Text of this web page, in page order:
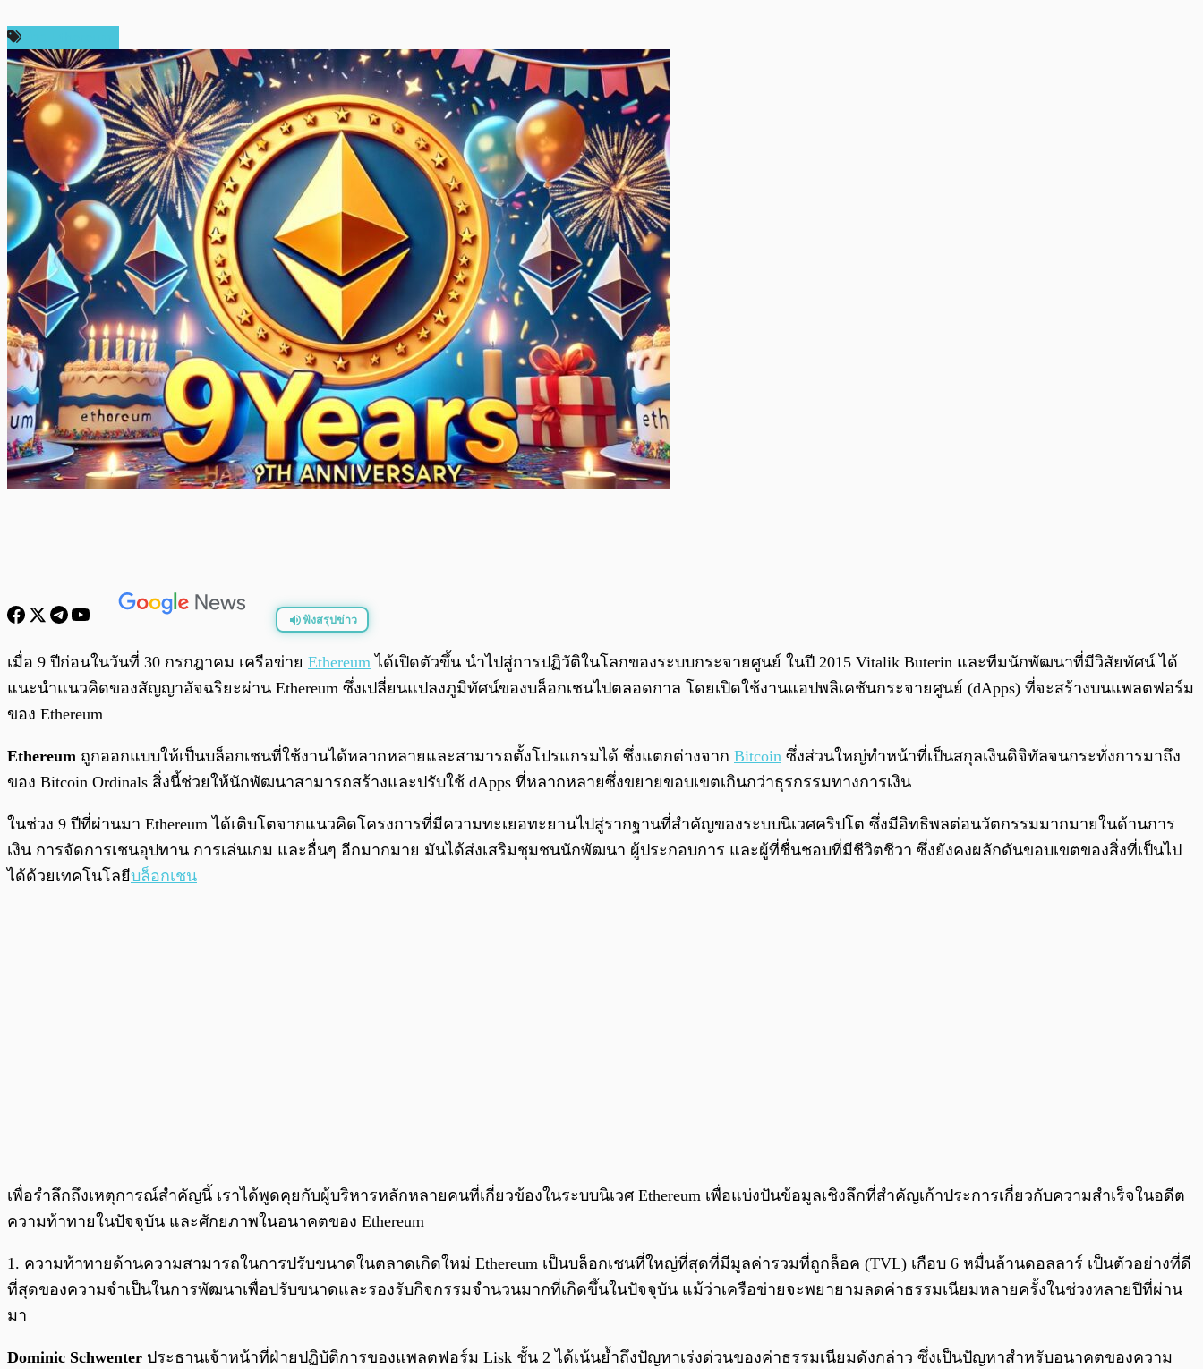
ฟังสรุปข่าว
พร้อมเล่น 0:00/0:00
เมื่อ 9 ปีก่อนในวันที่ 30 กรกฎาคม เครือข่าย Ethereum ได้เปิดตัวขึ้น นำไปสู่การปฏิวัติในโลกของระบบกระจายศูนย์ ในปี 2015 Vitalik Buterin และทีมนักพัฒนาที่มีวิสัยทัศน์ ได้
แนะนำแนวคิดของสัญญาอัจฉริยะผ่าน Ethereum ซึ่งเปลี่ยนแปลงภูมิทัศน์ของบล็อกเชนไปตลอดกาล โดยเปิดใช้งานแอปพลิเคชันกระจายศูนย์ (dApps) ที่จะสร้างบนแพลตฟอร์ม
ของ Ethereum
Ethereum ถูกออกแบบให้เป็นบล็อกเชนที่ใช้งานได้หลากหลายและสามารถตั้งโปรแกรมได้ ซึ่งแตกต่างจาก Bitcoin ซึ่งส่วนใหญ่ทำหน้าที่เป็นสกุลเงินดิจิทัลจนกระทั่งการมาถึง
ของ Bitcoin Ordinals สิ่งนี้ช่วยให้นักพัฒนาสามารถสร้างและปรับใช้ dApps ที่หลากหลายซึ่งขยายขอบเขตเกินกว่าธุรกรรมทางการเงิน
ในช่วง 9 ปีที่ผ่านมา Ethereum ได้เติบโตจากแนวคิดโครงการที่มีความทะเยอทะยานไปสู่รากฐานที่สำคัญของระบบนิเวศคริปโต ซึ่งมีอิทธิพลต่อนวัตกรรมมากมายในด้านการ
เงิน การจัดการเชนอุปทาน การเล่นเกม และอื่นๆ อีกมากมาย มันได้ส่งเสริมชุมชนนักพัฒนา ผู้ประกอบการ และผู้ที่ชื่นชอบที่มีชีวิตชีวา ซึ่งยังคงผลักดันขอบเขตของสิ่งที่เป็นไป
ได้ด้วยเทคโนโลยีบล็อกเชน
เพื่อรำลึกถึงเหตุการณ์สำคัญนี้ เราได้พูดคุยกับผู้บริหารหลักหลายคนที่เกี่ยวข้องในระบบนิเวศ Ethereum เพื่อแบ่งปันข้อมูลเชิงลึกที่สำคัญเก้าประการเกี่ยวกับความสำเร็จในอดีต
ความท้าทายในปัจจุบัน และศักยภาพในอนาคตของ Ethereum
1. ความท้าทายด้านความสามารถในการปรับขนาดในตลาดเกิดใหม่ Ethereum เป็นบล็อกเชนที่ใหญ่ที่สุดที่มีมูลค่ารวมที่ถูกล็อค (TVL) เกือบ 6 หมื่นล้านดอลลาร์ เป็นตัวอย่างที่ดี
ที่สุดของความจำเป็นในการพัฒนาเพื่อปรับขนาดและรองรับกิจกรรมจำนวนมากที่เกิดขึ้นในปัจจุบัน แม้ว่าเครือข่ายจะพยายามลดค่าธรรมเนียมหลายครั้งในช่วงหลายปีที่ผ่าน
มา
Dominic Schwenter ประธานเจ้าหน้าที่ฝ่ายปฏิบัติการของแพลตฟอร์ม Lisk ชั้น 2 ได้เน้นย้ำถึงปัญหาเร่งด่วนของค่าธรรมเนียมดังกล่าว ซึ่งเป็นปัญหาสำหรับอนาคตของความ